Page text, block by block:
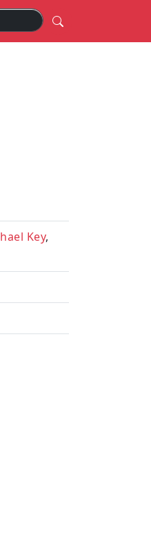
Key,